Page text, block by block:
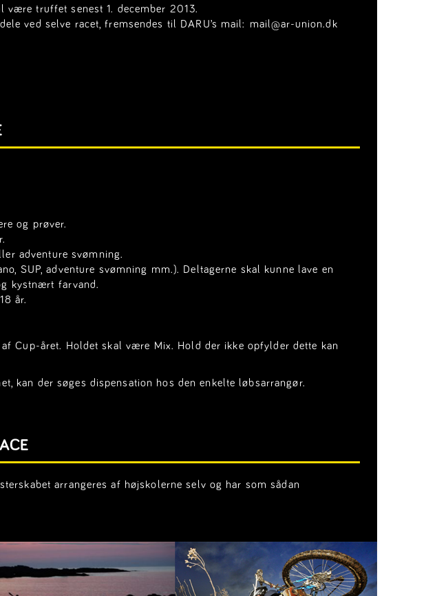
være truffet senest 1. december 2013.
ved selve racet, fremsendes til DARU’s mail: mail@ar-union.dk
og prøver.
adventure svømning.
SUP, adventure svømning mm.). Deltagerne skal kunne lave en
kystnært farvand.
år.
Cup-året. Holdet skal være Mix. Hold der ikke opfylder dette kan
kan der søges dispensation hos den enkelte løbsarrangør.
arrangeres af højskolerne selv og har som sådan